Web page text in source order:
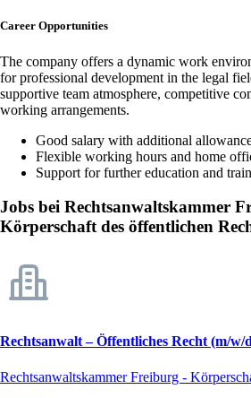
Career Opportunities
The company offers a dynamic work
for professional development in the legal
supportive team atmosphere, competitive
working arrangements.
Good salary with additional
Flexible working hours and home
Support for further education and
Jobs bei Rechtsanwaltskammer
Körperschaft des öffentlichen
Rechtsanwalt – Öffentliches Recht (m/w/
Rechtsanwaltskammer Freiburg -